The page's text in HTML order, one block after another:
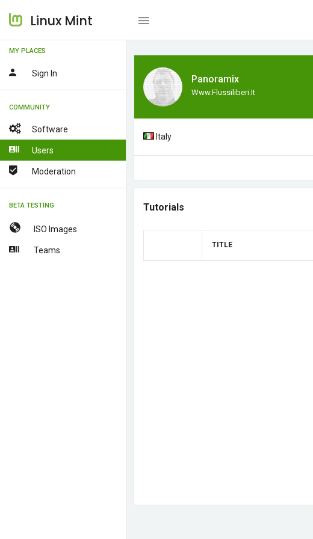
Linux Mint
MY PLACES
Sign In
COMMUNITY
Software
Users
Moderation
BETA TESTING
ISO Images
Teams
Panoramix
Www.flussiliberi.it
Italy
Tutorials
TITLE